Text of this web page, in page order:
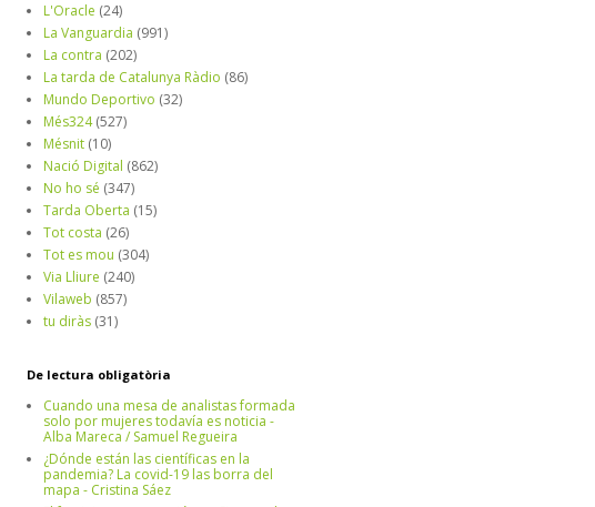
L'Oracle (24)
La Vanguardia (991)
La contra (202)
La tarda de Catalunya Ràdio (86)
Mundo Deportivo (32)
Més324 (527)
Mésnit (10)
Nació Digital (862)
No ho sé (347)
Tarda Oberta (15)
Tot costa (26)
Tot es mou (304)
Via Lliure (240)
Vilaweb (857)
tu diràs (31)
De lectura obligatòria
Cuando una mesa de analistas formada
solo por mujeres todavía es noticia -
Alba Mareca / Samuel Regueira
¿Dónde están las científicas en la
pandemia? La covid-19 las borra del
mapa - Cristina Sáez